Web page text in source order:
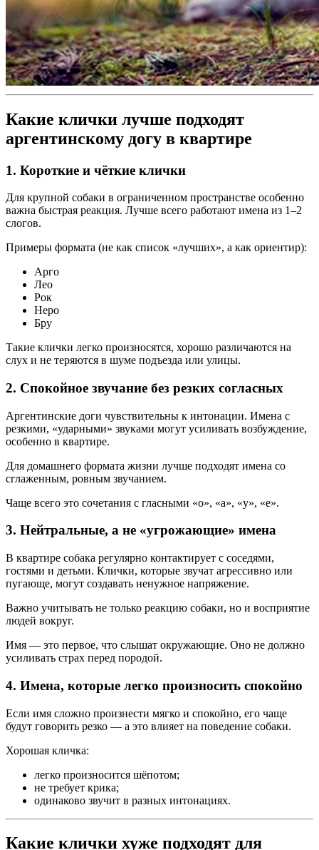
Какие клички лучше подходят
аргентинскому догу в квартире
1. Короткие и чёткие клички
Для крупной собаки в ограниченном пространстве особенно
важна быстрая реакция. Лучше всего работают имена из 1–2
слогов.
Примеры формата (не как список «лучших», а как ориентир):
Арго
Лео
Рок
Неро
Бру
Такие клички легко произносятся, хорошо различаются на
слух и не теряются в шуме подъезда или улицы.
2. Спокойное звучание без резких согласных
Аргентинские доги чувствительны к интонации. Имена с
резкими, «ударными» звуками могут усиливать возбуждение,
особенно в квартире.
Для домашнего формата жизни лучше подходят имена со
сглаженным, ровным звучанием.
Чаще всего это сочетания с гласными «о», «а», «у», «е».
3. Нейтральные, а не «угрожающие» имена
В квартире собака регулярно контактирует с соседями,
гостями и детьми. Клички, которые звучат агрессивно или
пугающе, могут создавать ненужное напряжение.
Важно учитывать не только реакцию собаки, но и восприятие
людей вокруг.
Имя — это первое, что слышат окружающие. Оно не должно
усиливать страх перед породой.
4. Имена, которые легко произносить спокойно
Если имя сложно произнести мягко и спокойно, его чаще
будут говорить резко — а это влияет на поведение собаки.
Хорошая кличка:
легко произносится шёпотом;
не требует крика;
одинаково звучит в разных интонациях.
Какие клички хуже подходят для